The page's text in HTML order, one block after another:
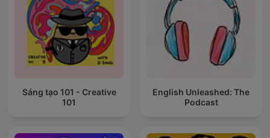
Sáng tạo 101 - Creative
101
English Unleashed: The
Podcast